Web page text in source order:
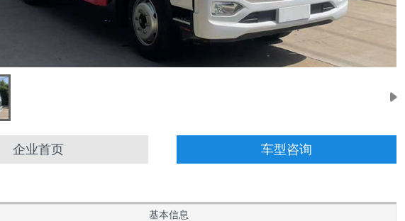
企业首页 车型咨询
基本信息